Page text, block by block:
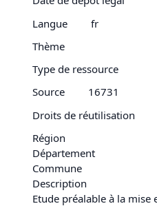
Langue
fr
Thème
Type de ressource
Source
16731
Droits de réutilisation
Région
Département
Commune
Description
Etude préalable à la